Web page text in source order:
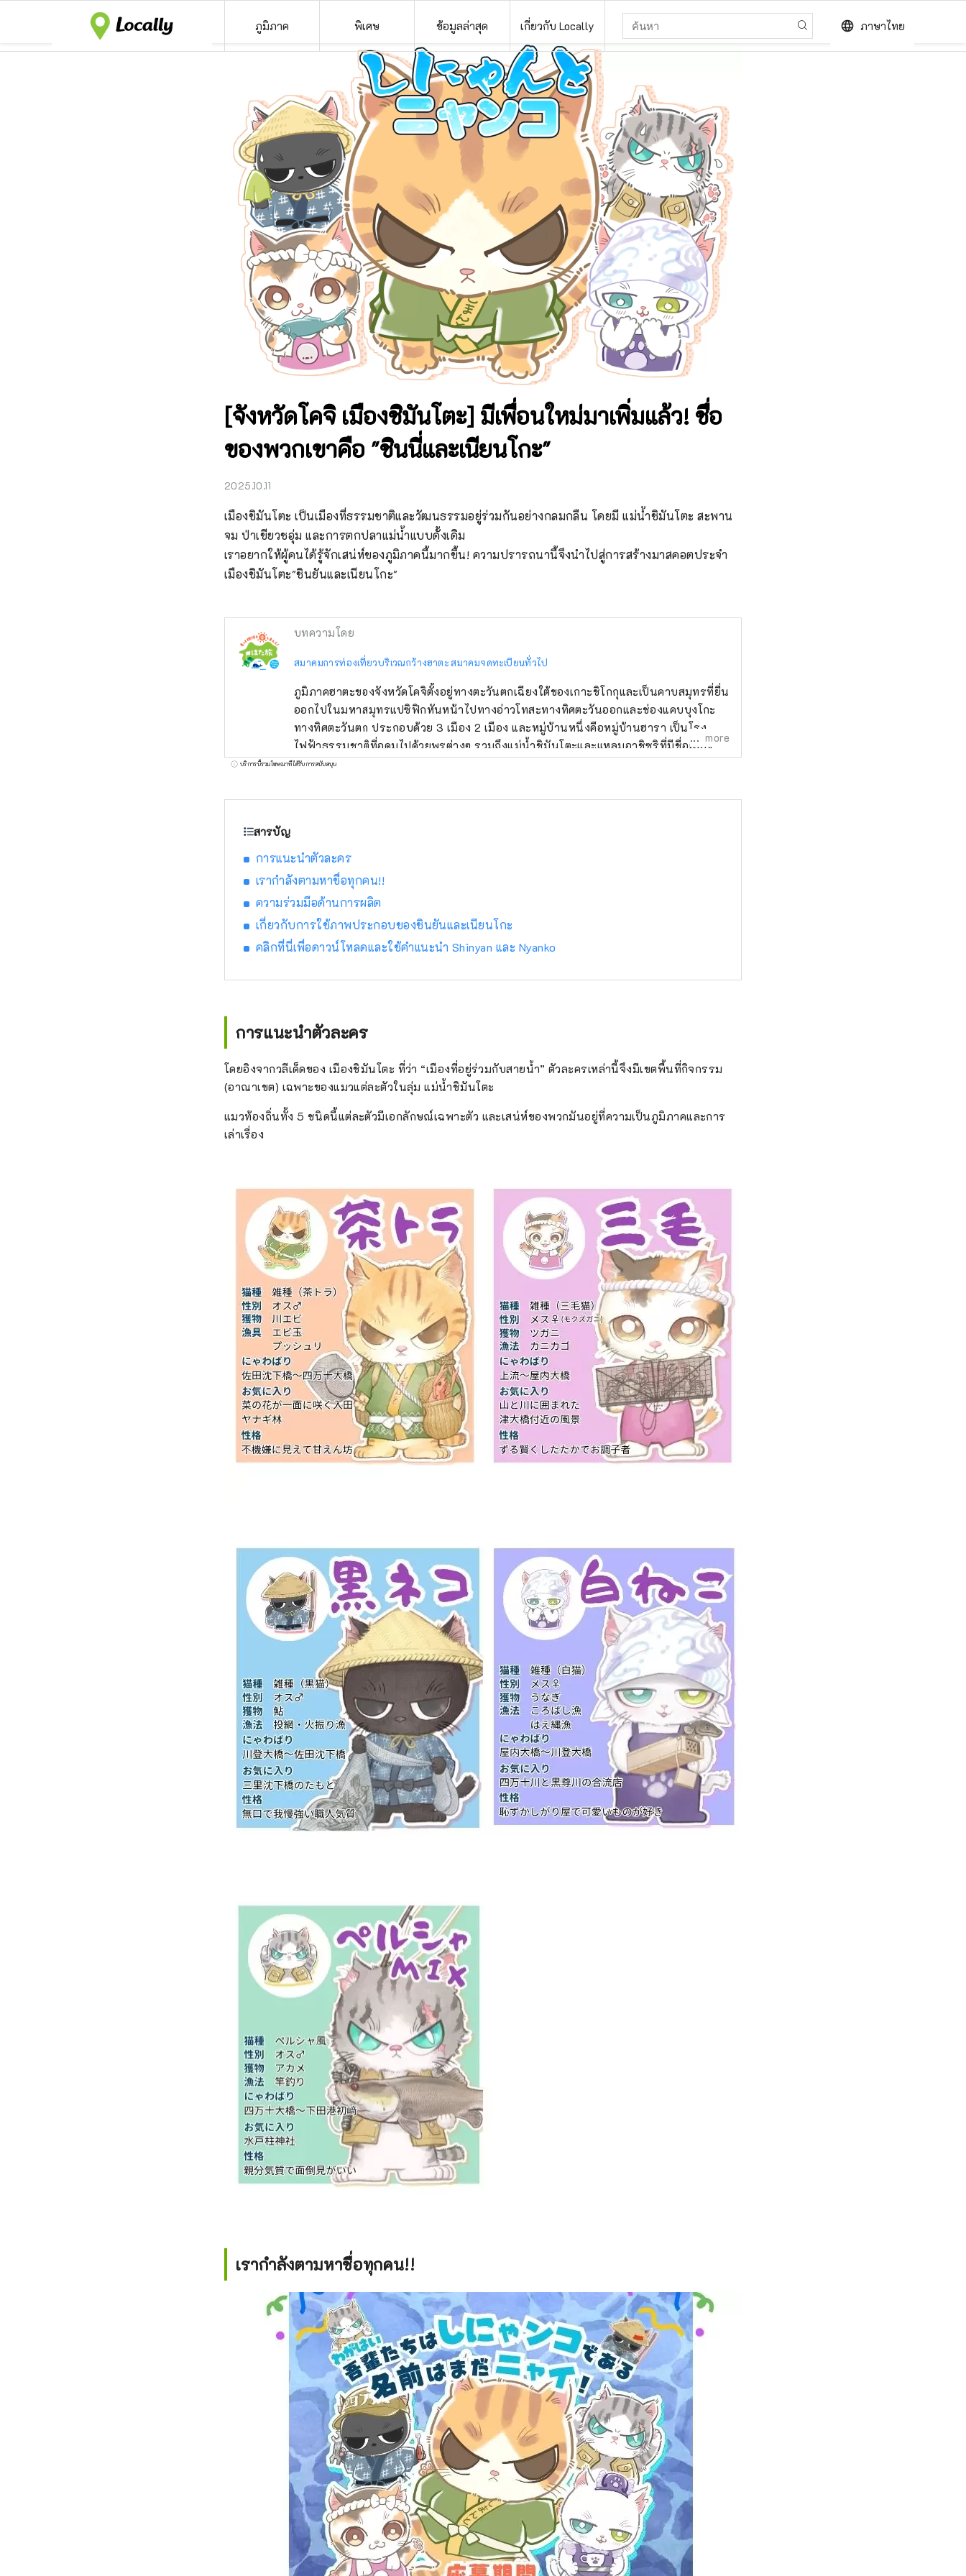
ภูมิภาค พิเศษ ข้อมูลล่าสุด เกี่ยวกับ Locally language ภาษาไทย
[จังหวัดโคจิ เมืองชิมันโตะ] มีเพื่อนใหม่มาเพิ่มแล้ว! ชื่อ
ของพวกเขาคือ "ชินนี่และเนียนโกะ"
2025.10.11
เมืองชิมันโตะ เป็นเมืองที่ธรรมชาติและวัฒนธรรมอยู่ร่วมกันอย่างกลมกลืน โดยมี แม่น้ำชิมันโตะ สะพาน
จม ป่าเขียวชอุ่ม และการตกปลาแม่น้ำแบบดั้งเดิม
เราอยากให้ผู้คนได้รู้จักเสน่ห์ของภูมิภาคนี้มากขึ้น! ความปรารถนานี้จึงนำไปสู่การสร้างมาสคอตประจำ
เมืองชิมันโตะ"ชินยันและเนียนโกะ"
บทความโดย
สมาคมการท่องเที่ยวบริเวณกว้างฮาตะ สมาคมจดทะเบียนทั่วไป
ภูมิภาคฮาตะของจังหวัดโคจิตั้งอยู่ทางตะวันตกเฉียงใต้ของเกาะชิโกกุและเป็นคาบสมุทรที่ยื่น
ออกไปในมหาสมุทรแปซิฟิกหันหน้าไปทางอ่าวโทสะทางทิศตะวันออกและช่องแคบบุงโกะ
ทางทิศตะวันตก ประกอบด้วย 3 เมือง 2 เมือง และหมู่บ้านหนึ่งคือหมู่บ้านฮารา เป็นโรง
ไฟฟ้าธรรมชาติที่อุดมไปด้วยพรต่างๆ รวมถึงแม่น้ำชิมันโตะและแหลมอาชิซูริที่มีชื่อเสียง
ระดับประเทศ พรจากกระแสน้ำคุโรชิโอะที่ไหลไปตามชายฝั่ง และพรจากภูเขาที่มีพื้นที่ป่าที่
more
บริการนี้รวมโฆษณาที่ได้รับการสนับสนุน
สารบัญ
การแนะนำตัวละคร
เรากำลังตามหาชื่อทุกคน!!
ความร่วมมือด้านการผลิต
เกี่ยวกับการใช้ภาพประกอบของชินยันและเนียนโกะ
คลิกที่นี่เพื่อดาวน์โหลดและใช้คำแนะนำ Shinyan และ Nyanko
การแนะนำตัวละคร
โดยอิงจากวลีเด็ดของ เมืองชิมันโตะ ที่ว่า “เมืองที่อยู่ร่วมกับสายน้ำ” ตัวละครเหล่านี้จึงมีเขตพื้นที่กิจกรรม
(อาณาเขต) เฉพาะของแมวแต่ละตัวในลุ่ม แม่น้ำชิมันโตะ
แมวท้องถิ่นทั้ง 5 ชนิดนี้แต่ละตัวมีเอกลักษณ์เฉพาะตัว และเสน่ห์ของพวกมันอยู่ที่ความเป็นภูมิภาคและการ
เล่าเรื่อง
เรากำลังตามหาชื่อทุกคน!!